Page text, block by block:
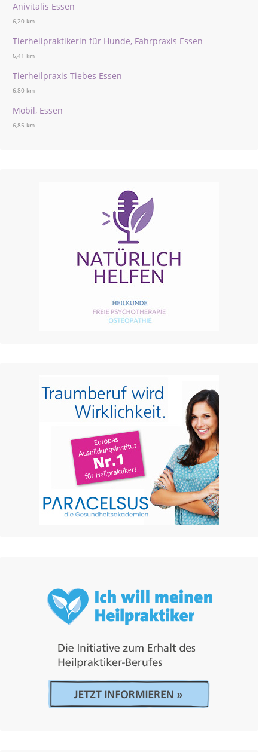
Anivitalis Essen
6,20 km
Tierheilpraktikerin für Hunde, Fahrpraxis Essen
6,41 km
Tierheilpraxis Tiebes Essen
6,80 km
Mobil, Essen
6,85 km